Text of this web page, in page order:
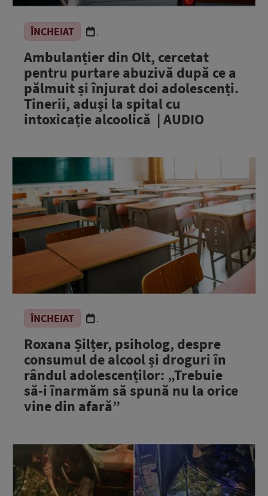
ÎNCHEIAT .
Ambulanțier din Olt, cercetat
pentru purtare abuzivă după ce a
pălmuit și înjurat doi adolescenți.
Tinerii, aduși la spital cu
intoxicație alcoolică | AUDIO
ÎNCHEIAT .
Roxana Șilțer, psiholog, despre
consumul de alcool și droguri în
rândul adolescenților: „Trebuie
să-i înarmăm să spună nu la orice
vine din afară”